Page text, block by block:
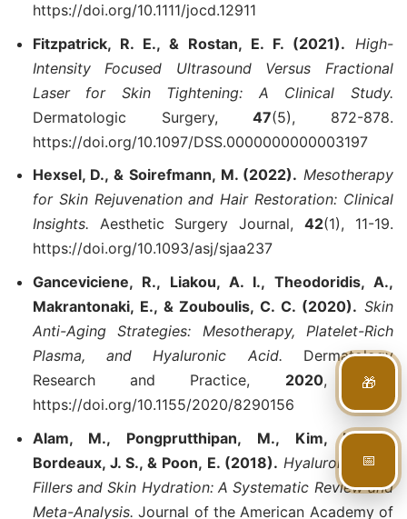
https://doi.org/10.1111/jocd.12911
Fitzpatrick, R. E., & Rostan, E. F. (2021).
High-
Intensity Focused Ultrasound Versus Fractional
Laser for Skin Tightening: A Clinical Study.
Dermatologic Surgery,47(5), 872-878.
https://doi.org/10.1097/DSS.0000000000003197
Hexsel, D., & Soirefmann, M. (2022). Mesotherapy
for Skin Rejuvenation and Hair Restoration: Clinical
Insights. Aesthetic Surgery Journal,42(1), 11-19.
https://doi.org/10.1093/asj/sjaa237
Ganceviciene, R., Liakou, A. I., Theodoridis, A.,
Makrantonaki, E., & Zouboulis, C. C. (2020). Skin
Anti-Aging Strategies: Mesotherapy, Platelet-Rich
Plasma, and Hyaluronic Acid. Dermatology
Research and Practice, 2020, 1-12.
https://doi.org/10.1155/2020/8290156
Alam, M., Pongprutthipan, M., Kim, N. A.,
Bordeaux, J. S., & Poon, E. (2018). Hyaluronic Acid
Fillers and Skin Hydration: A Systematic Review and
Meta-Analysis. Journal of the American Academy of
🎁
📅